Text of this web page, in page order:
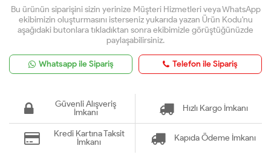
Bu ürünün siparişini sizin yerinize Müşteri Hizmetleri veya WhatsApp
ekibimizin oluşturmasını isterseniz yukarıda yazan Ürün Kodu'nu
aşağıdaki butonlara tıkladıktan sonra ekibimizle görüştüğünüzde
paylaşabilirsiniz.
Whatsapp ile Sipariş Telefon ile Sipariş
Güvenli Alışveriş
İmkanı
Hızlı Kargo İmkanı
Kredi Kartına Taksit
İmkanı
Kapıda Ödeme İmkanı